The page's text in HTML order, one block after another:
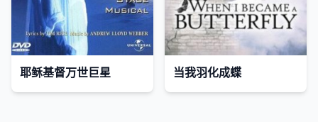
耶稣基督万世巨星 当我羽化成蝶